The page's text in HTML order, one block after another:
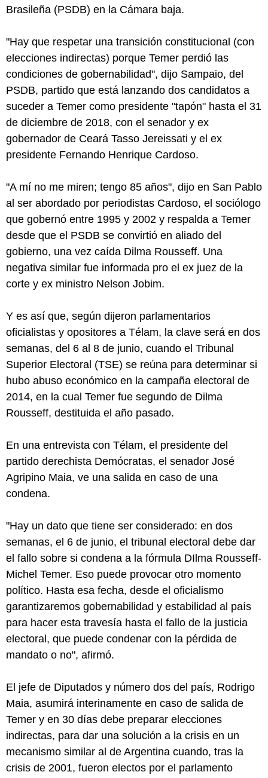
Brasileña (PSDB) en la Cámara baja.
"Hay que respetar una transición constitucional (con
elecciones indirectas) porque Temer perdió las
condiciones de gobernabilidad", dijo Sampaio, del
PSDB, partido que está lanzando dos candidatos a
suceder a Temer como presidente "tapón" hasta el 31
de diciembre de 2018, con el senador y ex
gobernador de Ceará Tasso Jereissati y el ex
presidente Fernando Henrique Cardoso.
"A mí no me miren; tengo 85 años", dijo en San Pablo
al ser abordado por periodistas Cardoso, el sociólogo
que gobernó entre 1995 y 2002 y respalda a Temer
desde que el PSDB se convirtió en aliado del
gobierno, una vez caída Dilma Rousseff. Una
negativa similar fue informada pro el ex juez de la
corte y ex ministro Nelson Jobim.
Y es así que, según dijeron parlamentarios
oficialistas y opositores a Télam, la clave será en dos
semanas, del 6 al 8 de junio, cuando el Tribunal
Superior Electoral (TSE) se reúna para determinar si
hubo abuso económico en la campaña electoral de
2014, en la cual Temer fue segundo de Dilma
Rousseff, destituida el año pasado.
En una entrevista con Télam, el presidente del
partido derechista Demócratas, el senador José
Agripino Maia, ve una salida en caso de una
condena.
"Hay un dato que tiene ser considerado: en dos
semanas, el 6 de junio, el tribunal electoral debe dar
el fallo sobre si condena a la fórmula DIlma Rousseff-
Michel Temer. Eso puede provocar otro momento
político. Hasta esa fecha, desde el oficialismo
garantizaremos gobernabilidad y estabilidad al país
para hacer esta travesía hasta el fallo de la justicia
electoral, que puede condenar con la pérdida de
mandato o no", afirmó.
El jefe de Diputados y número dos del país, Rodrigo
Maia, asumirá interinamente en caso de salida de
Temer y en 30 días debe preparar elecciones
indirectas, para dar una solución a la crisis en un
mecanismo similar al de Argentina cuando, tras la
crisis de 2001, fueron electos por el parlamento